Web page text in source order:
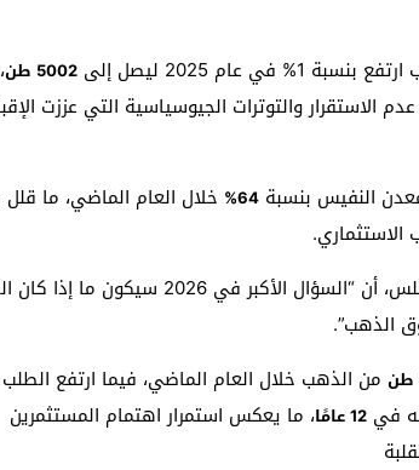
عام 2025 ليصل إلى 5002 طن
،
والتوترات الجيوسياسية التي عززت
النفيس بنسبة 64%
خلال العام الماضي، ما
الاستثماري.
، كبير خبراء استراتيجيات السوق في المجلس، أن “السؤال الأكبر في 2026
الذهب”.
من الذهب خلال العام الماضي، فيما ارتفع
في 12 عامًا
، ما يعكس استمرار اهتمام المستثمرين